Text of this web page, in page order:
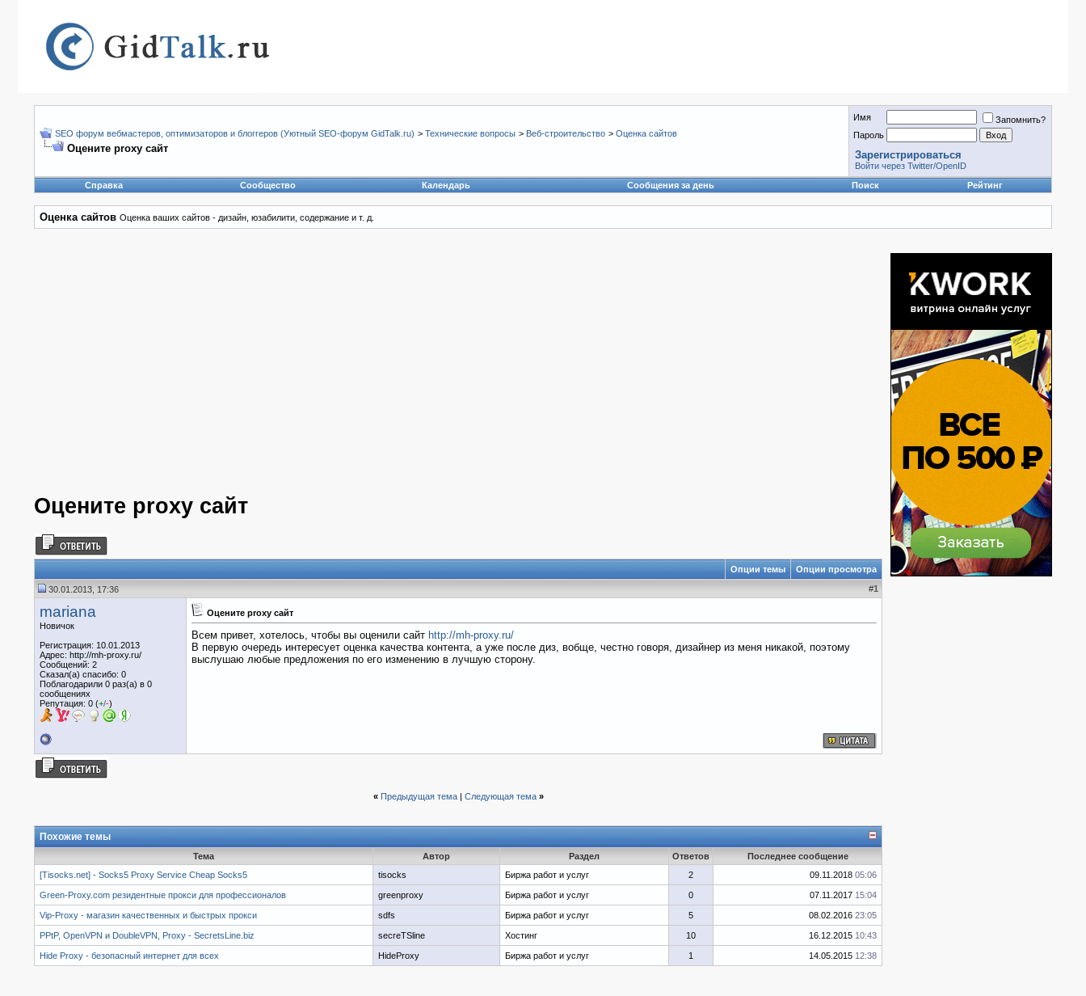
SEO форум вебмастеров, оптимизаторов и блоггеров (Уютный SEO-форум GidTalk.ru) > Технические вопросы > Веб-строительство > Оценка сайтов
Оцените proxy сайт
Имя
Запомнить?
Пароль
Зарегистрироваться
Войти через Twitter/OpenID
Справка
Сообщество Календарь Сообщения за день Поиск Рейтинг
Оценка сайтов Оценка ваших сайтов - дизайн, юзабилити, содержание и т. д.
Оцените proxy сайт
Опции темы Опции просмотра
30.01.2013, 17:36 #1
mariana
Новичок
Регистрация: 10.01.2013
Адрес: http://mh-proxy.ru/
Сообщений: 2
Сказал(а) спасибо: 0
Поблагодарили 0 раз(а) в 0
сообщениях
Репутация: 0 (+/-)
Оцените proxy сайт
Всем привет, хотелось, чтобы вы оценили сайт http://mh-proxy.ru/
В первую очередь интересует оценка качества контента, а уже после диз, вобще, честно говоря, дизайнер из меня никакой, поэтому
выслушаю любые предложения по его изменению в лучшую сторону.
« Предыдущая тема| Следующая тема »
Похожие темы
Тема Автор Раздел Ответов
Последнее сообщение
[Tisocks.net] - Socks5 Proxy Service Cheap Socks5
tisocks Биржа работ и услуг 2 09.11.2018 05:06
Green-Proxy.com резидентные прокси для профессионалов greenproxy Биржа работ и услуг 0 07.11.2017 15:04
Vip-Proxy - магазин качественных и быстрых прокси sdfs Биржа работ и услуг 5 08.02.2016 23:05
PPtP, OpenVPN и DoubleVPN, Proxy - SecretsLine.biz secreTSline Хостинг 10 16.12.2015 10:43
Hide Proxy - безопасный интернет для всех HideProxy Биржа работ и услуг 1 14.05.2015 12:38